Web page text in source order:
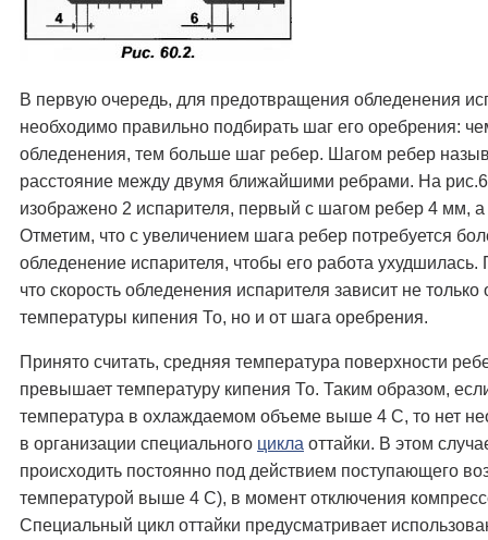
В первую очередь, для предотвращения обледенения
необходимо правильно подбирать шаг его оребрения:
обледенения, тем больше шаг ребер. Шагом ребер
расстояние между двумя ближайшими ребрами. На
изображено 2 испарителя, первый с шагом ребер 4 мм,
Отметим, что с увеличением шага ребер потребуется
обледенение испарителя, чтобы его работа ухудшилась.
что скорость обледенения испарителя зависит не только
температуры кипения То, но и от шага оребрения.
Принято считать, средняя температура поверхности
превышает температуру кипения То. Таким образом,
температура в охлаждаемом объеме выше 4 С, то нет
в организации специального цикла оттайки. В этом
происходить постоянно под действием поступающего
температурой выше 4 С), в момент отключения
Специальный цикл оттайки предусматривает